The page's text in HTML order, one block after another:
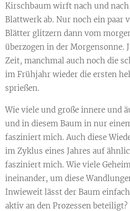
Kirschbaum wirft nach und nach
Blattwerk ab. Nur noch ein paar
Blätter glitzern dann vom
überzogen in der Morgensonne.
Zeit, manchmal auch noch die
im Frühjahr wieder die ersten
sprießen.
Wie viele und große innere und
und in diesem Baum in nur
fasziniert mich. Auch diese
im Zyklus eines Jahres auf
fasziniert mich. Wie viele
ineinander, um diese
Inwieweit lässt der Baum
aktiv an den Prozessen